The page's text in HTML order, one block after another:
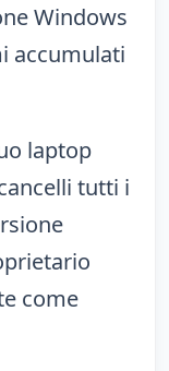
Windows
accumulati
laptop
tutti i
come